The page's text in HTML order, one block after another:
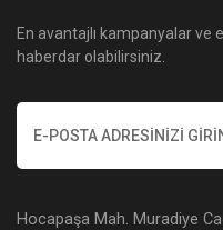
En avantajlı kampanyalar
haberdar olabilirsiniz.
Hocapaşa Mah. Muradiye